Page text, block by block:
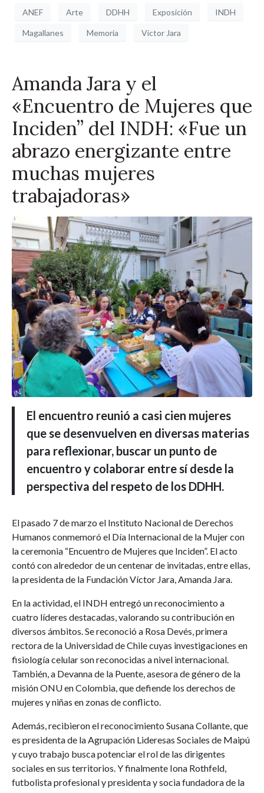
ANEF Arte DDHH Exposición INDH
Magallanes Memoria Víctor Jara
Amanda Jara y el
«Encuentro de Mujeres que
Inciden” del INDH: «Fue un
abrazo energizante entre
muchas mujeres
trabajadoras»
El encuentro reunió a casi cien mujeres
que se desenvuelven en diversas materias
para reflexionar, buscar un punto de
encuentro y colaborar entre sí desde la
perspectiva del respeto de los DDHH.
El pasado 7 de marzo el Instituto Nacional de Derechos
Humanos conmemoró el Día Internacional de la Mujer con
la ceremonia “Encuentro de Mujeres que Inciden”. El acto
contó con alrededor de un centenar de invitadas, entre ellas,
la presidenta de la Fundación Víctor Jara, Amanda Jara.
En la actividad, el INDH entregó un reconocimiento a
cuatro líderes destacadas, valorando su contribución en
diversos ámbitos. Se reconoció a Rosa Devés, primera
rectora de la Universidad de Chile cuyas investigaciones en
fisiología celular son reconocidas a nivel internacional.
También, a Devanna de la Puente, asesora de género de la
misión ONU en Colombia, que defiende los derechos de
mujeres y niñas en zonas de conflicto.
Además, recibieron el reconocimiento Susana Collante, que
es presidenta de la Agrupación Lideresas Sociales de Maipú
y cuyo trabajo busca potenciar el rol de las dirigentes
sociales en sus territorios. Y finalmente Iona Rothfeld,
futbolista profesional y presidenta y socia fundadora de la